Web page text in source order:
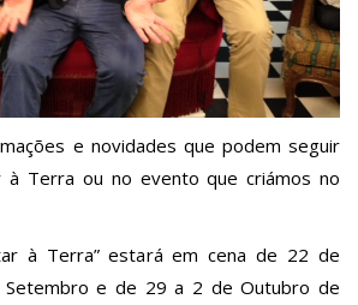
e novidades que podem seguir
à Terra ou no evento que criámos no
à Terra” estará em cena de 22 de
e de 29 a 2 de Outubro de